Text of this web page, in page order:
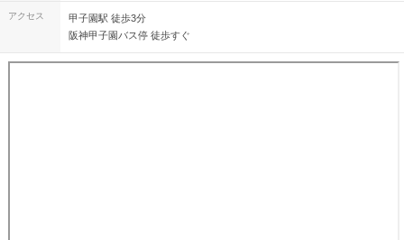
アクセス
甲子園駅 徒歩3分
阪神甲子園バス停 徒歩すぐ